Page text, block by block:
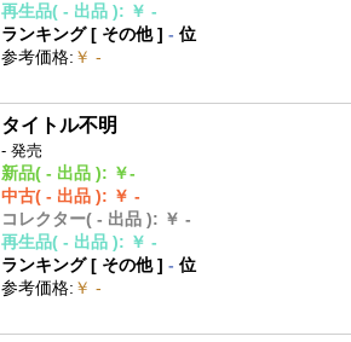
再生品( - 出品 ): ￥ -
ランキング [ その他]- 位
参考価格: ￥ -
タイトル不明
- 発売
新品( - 出品 ): ￥-
中古( - 出品 ): ￥ -
コレクター( - 出品 ): ￥ -
再生品( - 出品 ): ￥ -
ランキング [ その他]- 位
参考価格: ￥ -